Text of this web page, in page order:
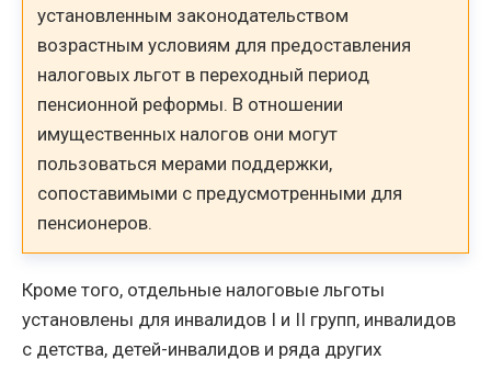
установленным законодательством
возрастным условиям для предоставления
налоговых льгот в переходный период
пенсионной реформы. В отношении
имущественных налогов они могут
пользоваться мерами поддержки,
сопоставимыми с предусмотренными для
пенсионеров.
Кроме того, отдельные налоговые льготы
установлены для инвалидов I и II групп, инвалидов
с детства, детей-инвалидов и ряда других